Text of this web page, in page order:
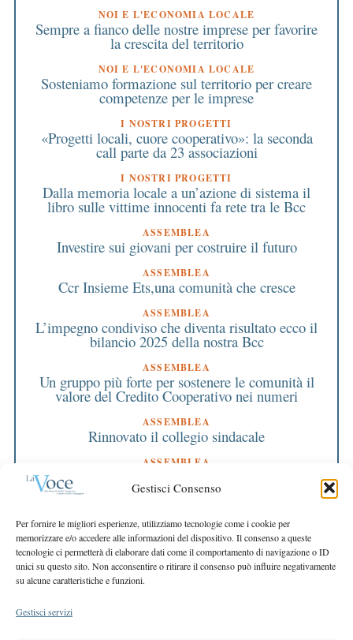
Gestisci Consenso
Per fornire le migliori esperienze, utilizziamo tecnologie come i cookie per
memorizzare e/o accedere alle informazioni del dispositivo. Il consenso a queste
tecnologie ci permetterà di elaborare dati come il comportamento di navigazione o ID
unici su questo sito. Non acconsentire o ritirare il consenso può influire negativamente
su alcune caratteristiche e funzioni.
Gestisci servizi
NOI E L'ECONOMIA LOCALE
Sempre a fianco delle nostre imprese per favorire
la crescita del territorio
NOI E L'ECONOMIA LOCALE
Sosteniamo formazione sul territorio per creare
competenze per le imprese
I NOSTRI PROGETTI
«Progetti locali, cuore cooperativo»: la seconda
call parte da 23 associazioni
I NOSTRI PROGETTI
Dalla memoria locale a un’azione di sistema il
libro sulle vittime innocenti fa rete tra le Bcc
ASSEMBLEA
Investire sui giovani per costruire il futuro
ASSEMBLEA
Ccr Insieme Ets,una comunità che cresce
ASSEMBLEA
L’impegno condiviso che diventa risultato ecco il
bilancio 2025 della nostra Bcc
ASSEMBLEA
Un gruppo più forte per sostenere le comunità il
valore del Credito Cooperativo nei numeri
ASSEMBLEA
Rinnovato il collegio sindacale
ASSEMBLEA
Bilancio approvato all’unanimità e 2 milioni
destinati al territorio
EDITORIALE DIRETTORE
Crescere restando riconoscibili
EDITORIALE PRESIDENTE
Costruire futuro insieme